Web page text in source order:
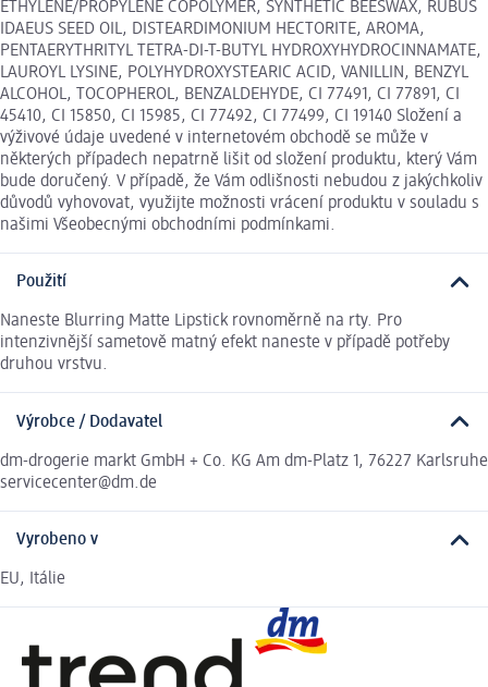
ETHYLENE/PROPYLENE COPOLYMER, SYNTHETIC BEESWAX, RUBUS
IDAEUS SEED OIL, DISTEARDIMONIUM HECTORITE, AROMA,
PENTAERYTHRITYL TETRA-DI-T-BUTYL HYDROXYHYDROCINNAMATE,
LAUROYL LYSINE, POLYHYDROXYSTEARIC ACID, VANILLIN, BENZYL
ALCOHOL, TOCOPHEROL, BENZALDEHYDE, CI 77491, CI 77891, CI
45410, CI 15850, CI 15985, CI 77492, CI 77499, CI 19140 Složení a
výživové údaje uvedené v internetovém obchodě se může v
některých případech nepatrně lišit od složení produktu, který Vám
bude doručený. V případě, že Vám odlišnosti nebudou z jakýchkoliv
důvodů vyhovovat, využijte možnosti vrácení produktu v souladu s
našimi Všeobecnými obchodními podmínkami.
Použití
Naneste Blurring Matte Lipstick rovnoměrně na rty. Pro
intenzivnější sametově matný efekt naneste v případě potřeby
druhou vrstvu.
Výrobce / Dodavatel
dm-drogerie markt GmbH + Co. KG Am dm-Platz 1, 76227 Karlsruhe
servicecenter@dm.de
Vyrobeno v
EU, Itálie